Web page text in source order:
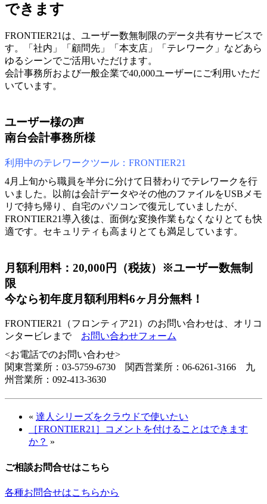
できます
FRONTIER21は、ユーザー数無制限のデータ共有サービスで
す。「社内」「顧問先」「本支店」「テレワーク」などあら
ゆるシーンでご活用いただけます。
会計事務所および一般企業で40,000ユーザーにご利用いただ
いています。
ユーザー様の声
南台会計事務所様
利用中のテレワークツール：FRONTIER21
4月上旬から職員を半分に分けて日替わりでテレワークを行
いました。以前は会計データやその他のファイルをUSBメモ
リで持ち帰り、自宅のパソコンで復元していましたが、
FRONTIER21導入後は、面倒な変換作業もなくなりとても快
適です。セキュリティも高まりとても満足しています。
月額利用料：20,000円（税抜）※ユーザー数無制
限
今なら初年度月額利用料6ヶ月分無料！
FRONTIER21（フロンティア21）のお問い合わせは、オリコ
ンタービレまで お問い合わせフォーム
<お電話でのお問い合わせ>
関東営業所：03-5759-6730 関西営業所：06-6261-3166 九
州営業所：092-413-3630
« 達人シリーズをクラウドで使いたい
［FRONTIER21］コメントを付けることはできます
か？ »
ご相談お問合せはこちら
各種お問合せはこちらから